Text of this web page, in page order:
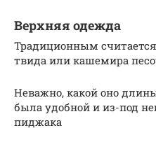
Верхняя одежда
Традиционным
твида или кашемира
Неважно, какой оно
была удобной и из-под
пиджака